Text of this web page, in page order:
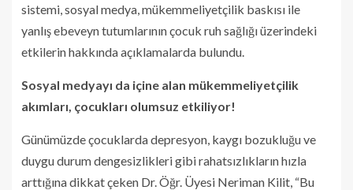
sistemi, sosyal medya, mükemmeliyetçilik baskısı ile
yanlış ebeveyn tutumlarının çocuk ruh sağlığı üzerindeki
etkilerin hakkında açıklamalarda bulundu.
Sosyal medyayı da içine alan mükemmeliyetçilik
akımları, çocukları olumsuz etkiliyor!
Günümüzde çocuklardadepresyon, kaygı bozukluğu ve
duygu durum dengesizlikleri gibi rahatsızlıkların hızla
arttığına dikkat çeken Dr. Öğr. Üyesi Neriman Kilit, “Bu